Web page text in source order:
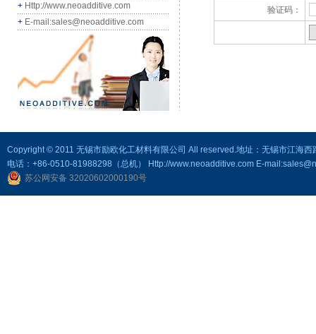
+ Http://www.neoadditive.com
+ E-mail:sales@neoadditive.com
验证码：
Copyright © 2011 无锡市励欧化工材料有限公司 All reserved.地址：无锡市江海
电话：+86-0510-81988298（总机） Http://www.neoadditive.com E-
苏公网安备 32020602000190号